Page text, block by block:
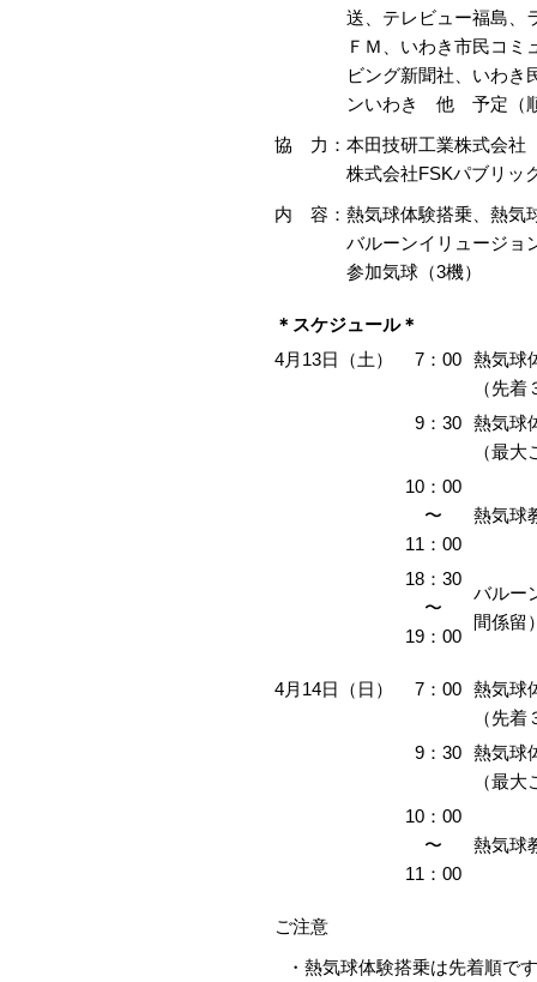
送、テレビュー福島、
ＦＭ、いわき市民コミ
ビング新聞社、いわき
ンいわき 他 予定（
協 力： 本田技研工業株式会社
株式会社FSKパブリッ
内 容： 熱気球体験搭乗、熱気
バルーンイリュージョ
参加気球（3機）
＊スケジュール＊
4月13日（土）
7：00
熱気球
（先
9：30
熱気球
（最
10：00
〜
11：00
熱気球
18：30
〜
19：00
バルー
間係留
4月14日（日） 7：00
熱気球
（先
9：30
熱気球
（最
10：00
〜
11：00
熱気球
ご注意
・ 熱気球体験搭乗は先着順で